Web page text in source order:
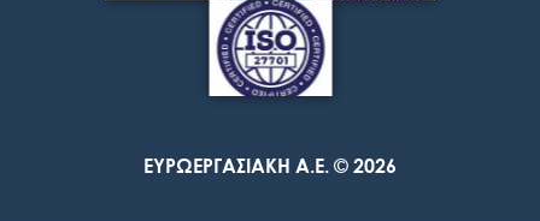
ΕΥΡΩΕΡΓΑΣΙΑΚΗ A.E. © 2026